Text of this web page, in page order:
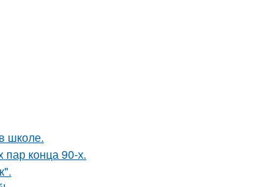
школе.
конца 90-х.